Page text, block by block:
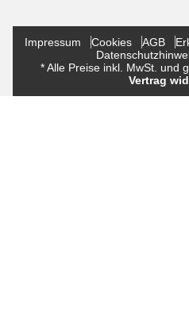
Impressum Cookies AGB
* Alle Preise inkl. MwSt. und
Vertrag